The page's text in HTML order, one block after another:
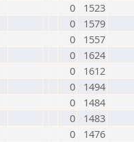
0
1523
0
1579
0
1557
0
1624
0
1612
0
1494
0
1484
0
1483
0
1476